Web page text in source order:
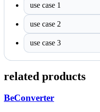
use case 1
use case 2
use case 3
related products
BeConverter